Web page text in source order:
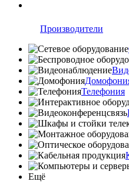
Производители
Телефония
Ещё